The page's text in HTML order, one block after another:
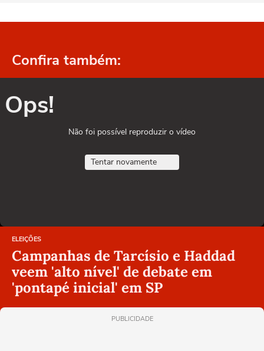
Confira também:
Ops!
Não foi possível reproduzir o vídeo
Tentar novamente
ELEIÇÕES
Campanhas de Tarcísio e Haddad
veem 'alto nível' de debate em
'pontapé inicial' em SP
PUBLICIDADE